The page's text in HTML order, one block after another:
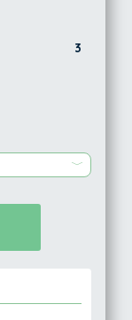
3